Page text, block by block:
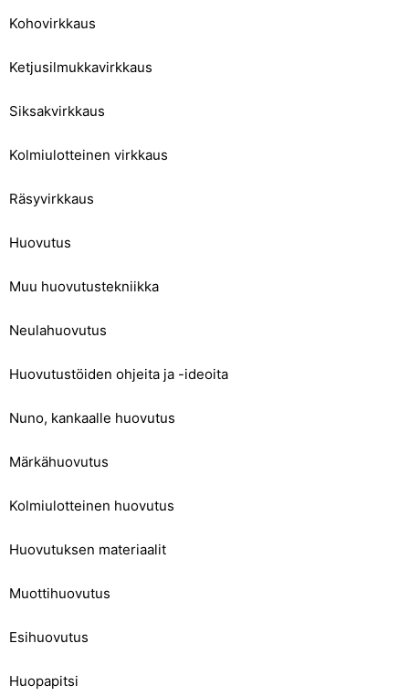
Kohovirkkaus
Ketjusilmukkavirkkaus
Siksakvirkkaus
Kolmiulotteinen virkkaus
Räsyvirkkaus
Huovutus
Muu huovutustekniikka
Neulahuovutus
Huovutustöiden ohjeita ja -ideoita
Nuno, kankaalle huovutus
Märkähuovutus
Kolmiulotteinen huovutus
Huovutuksen materiaalit
Muottihuovutus
Esihuovutus
Huopapitsi